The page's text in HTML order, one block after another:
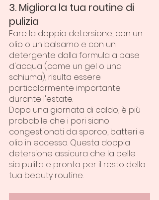
3. Migliora la tua routine di
pulizia
Fare la doppia detersione, con un
olio o un balsamo e con un
detergente dalla formula a base
d'acqua (come un gel o una
schiuma), risulta essere
particolarmente importante
durante l'estate.
Dopo una giornata di caldo, è più
probabile che i pori siano
congestionati da sporco, batteri e
olio in eccesso. Questa doppia
detersione assicura che la pelle
sia pulita e pronta per il resto della
tua beauty routine.